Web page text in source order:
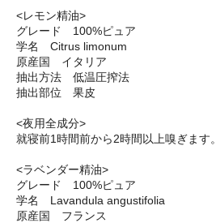
<レモン精油>
グレード 100%ピュア
学名 Citrus limonum
原産国 イタリア
抽出方法 低温圧搾法
抽出部位 果皮
<夜用全成分>
就寝前1時間前から2時間以上嗅ぎます。
<ラベンダー精油>
グレード 100%ピュア
学名 Lavandula angustifolia
原産国 フランス